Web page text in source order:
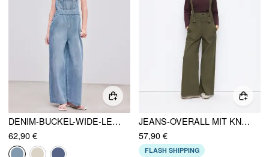
DENIM-BUCKEL-WIDE-LEG-OVERALLS
62,90 €
JEANS-OVERALL MIT KNÖPFEN, ÜBERGRÖSST UND WEITEN BEINEN
57,90 €
FLASH SHIPPING